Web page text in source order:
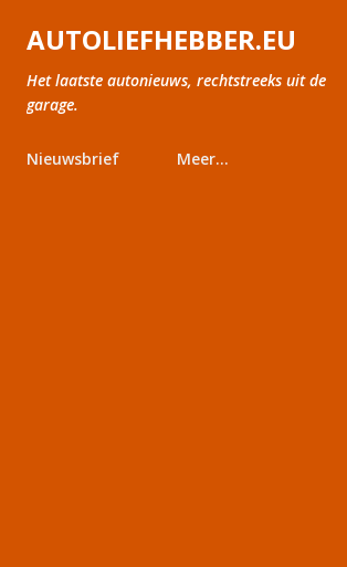
Doorgaan naar hoofdcontent
AUTOLIEFHEBBER.EU
Het laatste autonieuws, rechtstreeks uit de
garage.
Nieuwsbrief Meer…